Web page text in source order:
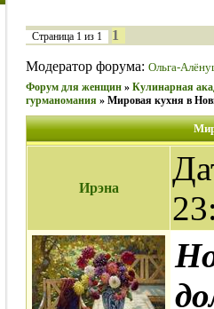
Страница 1 из 1 1
Модератор форума: Ольга-
Форум для женщин » Кулинарная
гурманомания » Мировая кухня в
Ирэна